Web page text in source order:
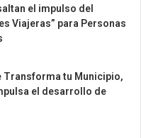
el impulso del
Viajeras” para Personas
Transforma tu Municipio,
el desarrollo de